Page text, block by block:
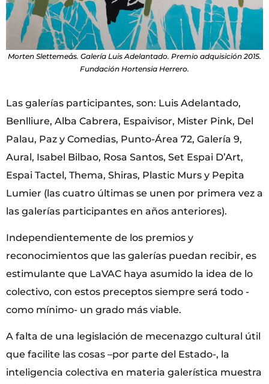
Morten Slettemeås. Galería Luis Adelantado. Premio adquisición 2015.
Fundación Hortensia Herrero.
Las galerías participantes, son: Luis Adelantado,
Benlliure, Alba Cabrera, Espaivisor, Mister Pink, Del
Palau, Paz y Comedias, Punto-Área 72, Galería 9,
Aural, Isabel Bilbao, Rosa Santos, Set Espai D’Art,
Espai Tactel, Thema, Shiras, Plastic Murs y Pepita
Lumier (las cuatro últimas se unen por primera vez a
las galerías participantes en años anteriores).
Independientemente de los premios y
reconocimientos que las galerías puedan recibir, es
estimulante que LaVAC haya asumido la idea de lo
colectivo, con estos preceptos siempre será todo -
como mínimo- un grado más viable.
A falta de una legislación de mecenazgo cultural útil
que facilite las cosas –por parte del Estado-, la
inteligencia colectiva en materia galerística muestra